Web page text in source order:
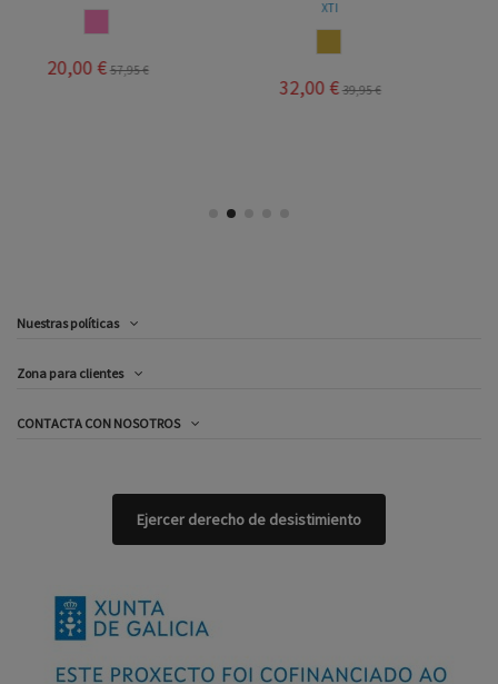
Nuestras políticas
Zona para clientes
CONTACTA CON NOSOTROS
Ejercer derecho de desistimiento